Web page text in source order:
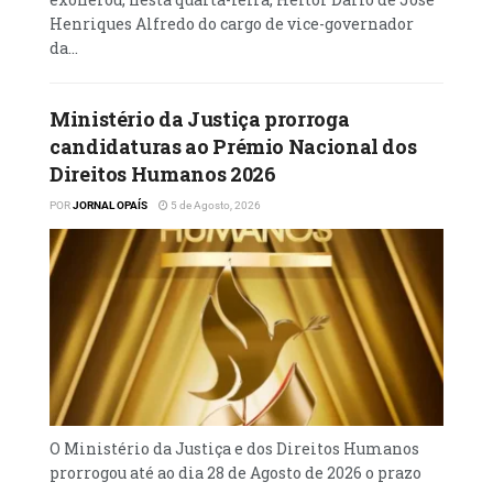
ou postos de abastecimentos nestas acções
contrabandistas, a lei também prevê
O tráfico de combustíveis e recursos
minerais e seus efeitos, assim como as
medidas levadas a cabo pelo Executivo para
o combate à estas práticas, foi um dos pontos
constantes do 10° Fórum dos Municípios e
Cidades de Angola, que decorre na cidade
Malanje.
O tema foi apresentado pelo ministro de
Estado e Chefe da Casa Militar do Presidente
Henriques Alfredo do cargo de vice-governador
da...
Ministério da Justiça prorroga
candidaturas ao Prémio Nacional dos
Direitos Humanos 2026
PORJORNAL OPAÍS 5 de Agosto, 2026
O Ministério da Justiça e dos Direitos Humanos
prorrogou até ao dia 28 de Agosto de 2026 o prazo